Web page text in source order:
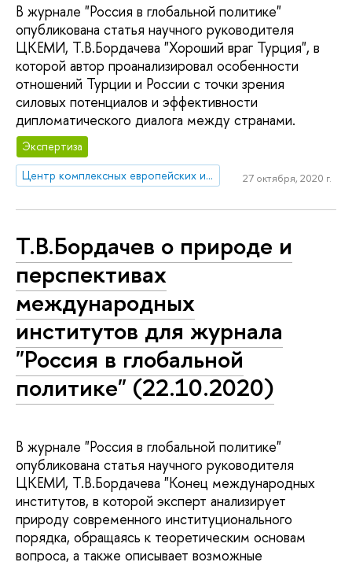
В журнале "Россия в глобальной политике"
опубликована статья научного руководителя
ЦКЕМИ, Т.В.Бордачева "Хороший враг Турция", в
которой автор проанализировал особенности
отношений Турции и России с точки зрения
силовых потенциалов и эффективности
дипломатического диалога между странами.
Экспертиза
Центр комплексных европейских и международных исследований (ЦКЕМИ)
27 октября, 2020 г.
Т.В.Бордачев о природе и
перспективах
международных
институтов для журнала
"Россия в глобальной
политике" (22.10.2020)
В журнале "Россия в глобальной политике"
опубликована статья научного руководителя
ЦКЕМИ, Т.В.Бордачева "Конец международных
институтов, в которой эксперт анализирует
природу современного институционального
порядка, обращаясь к теоретическим основам
вопроса, а также описывает возможные